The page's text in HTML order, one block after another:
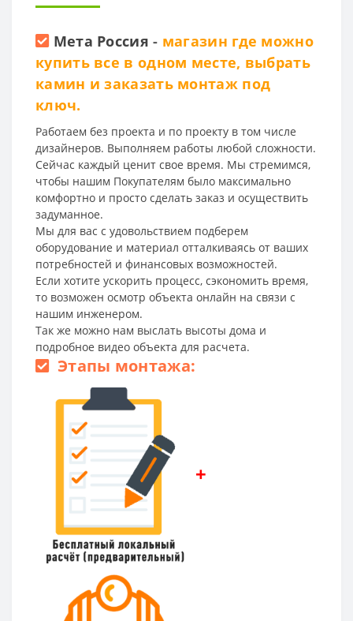
Мета Россия - магазин где можно
купить все в одном месте, выбрать
камин и заказать монтаж под
ключ.
Работаем без проекта и по проекту в том числе
дизайнеров. Выполняем работы любой сложности.
Сейчас каждый ценит свое время. Мы стремимся,
чтобы нашим Покупателям было максимально
комфортно и просто сделать заказ и осуществить
задуманное.
Мы для вас с удовольствием подберем
оборудование и материал отталкиваясь от ваших
потребностей и финансовых возможностей.
Если хотите ускорить процесс, сэкономить время,
то возможен осмотр объекта онлайн на связи с
нашим инженером.
Так же можно нам выслать высоты дома и
подробное видео объекта для расчета.
Этапы монтажа:
+